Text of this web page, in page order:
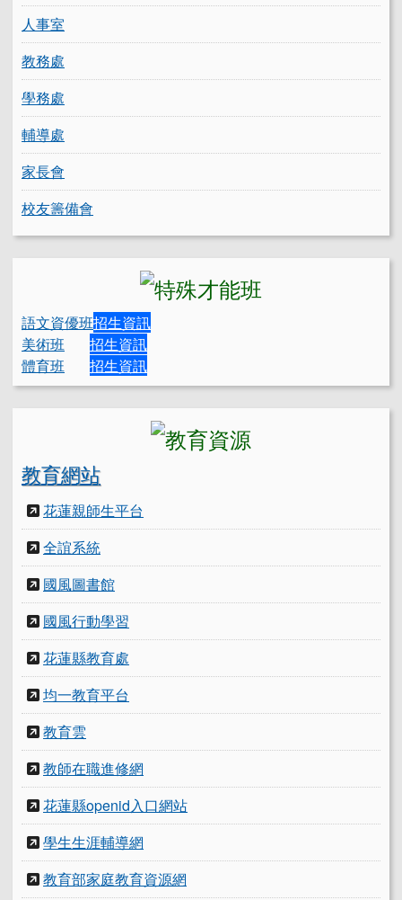
人事室
教務處
學務處
輔導處
家長會
校友籌備會
語文資優班招生資訊
美術班
招生資訊
體育班
招生資訊
教育網站
花蓮親師生平台
全誼系統
國風圖書館
國風行動學習
花蓮縣教育處
均一教育平台
教育雲
教師在職進修網
花蓮縣openid入口網站
學生生涯輔導網
教育部家庭教育資源網